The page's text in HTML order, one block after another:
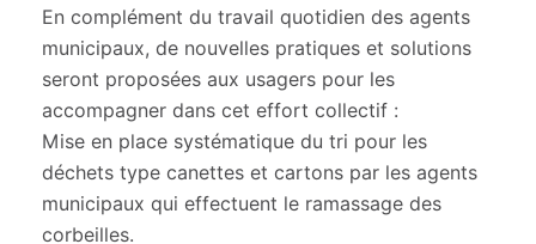
En complément du travail quotidien des agents
municipaux, de nouvelles pratiques et solutions
seront proposées aux usagers pour les
accompagner dans cet effort collectif :
Mise en place systématique du tri pour les
déchets type canettes et cartons par les agents
municipaux qui effectuent le ramassage des
corbeilles.